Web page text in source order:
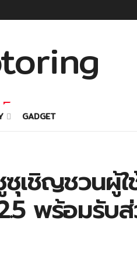
GADGET
เชิญชวนผู้ใ
พร้อมรับ